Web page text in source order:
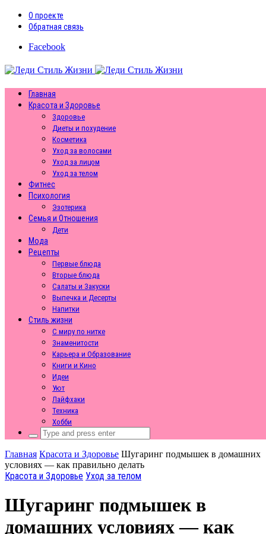
О проекте
Обратная связь
Facebook
Главная
Красота и Здоровье
Здоровье
Диеты и похудение
Косметика
Уход за волосами
Уход за лицом
Уход за телом
Фитнес
Психология
Эзотерика
Семья и Отношения
Дети
Мода
Рецепты
Первые блюда
Вторые блюда
Салаты и Закуски
Выпечка и Десерты
Напитки
Стиль жизни
С миру по нитке
Знаменитости
Карьера и Образование
Книги и Кино
Идеи
Уют
Лайфхаки
Техника
Хобби
Search
for:
Главная Красота и Здоровье Шугаринг подмышек в домашних
условиях — как правильно делать
Красота и Здоровье Уход за телом
Шугаринг подмышек в
домашних условиях — как